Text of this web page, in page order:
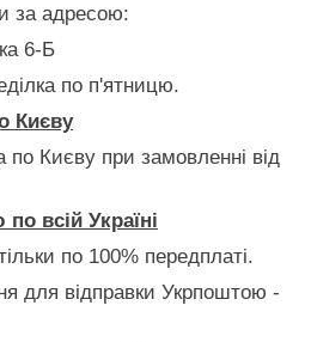
за адресою:
6-Б
по п'ятницю.
Києву
по Києву при замовленні від
всій Україні
по 100% передплаті.
для відправки Укрпоштою -